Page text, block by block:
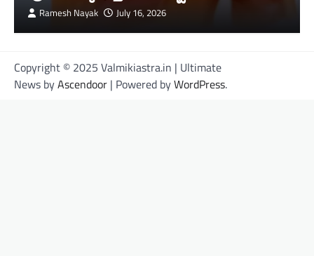
Ramesh Nayak July 16, 2026
Copyright © 2025 Valmikiastra.in | Ultimate
News byAscendoor | Powered byWordPress.